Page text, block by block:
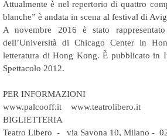
Attualmente è nel repertorio di quattro
blanche” è andata in scena al festival di
A novembre 2016 è stato
dell’Università di Chicago Center in
letteratura di Hong Kong. È pubblicato in
Spettacolo 2012.
PER INFORMAZIONI
www.palcooff.it    www.teatrolibero.it
BIGLIETTERIA
Teatro Libero  -   via Savona 10, Milano -